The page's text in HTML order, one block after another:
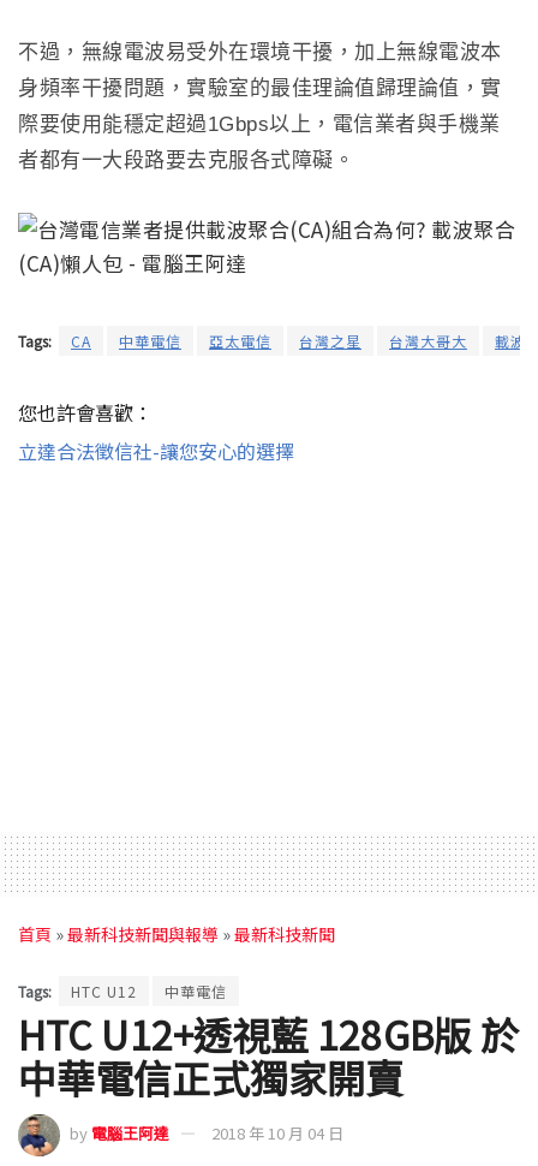
不過 ， 無線電波易受外在環境干擾 ， 加上無線電波本
身頻率干擾問題 ， 實驗室的最佳理論值歸理論值 ， 實
際要使用能穩定超過1Gbps以上 ， 電信業者與手機業
者都有一大段路要去克服各式障礙 。
Tags: CA 中華電信 亞太電信 台灣之星 台灣大哥大 載波
您也許會喜歡：
立達合法徵信社-讓您安心的選擇
首頁 »最新科技新聞與報導 »最新科技新聞
Tags: HTC U12 中華電信
HTC U12+透視藍 128GB版 於
中華電信正式獨家開賣
by 電腦王阿達 2018 年 10 月 04 日